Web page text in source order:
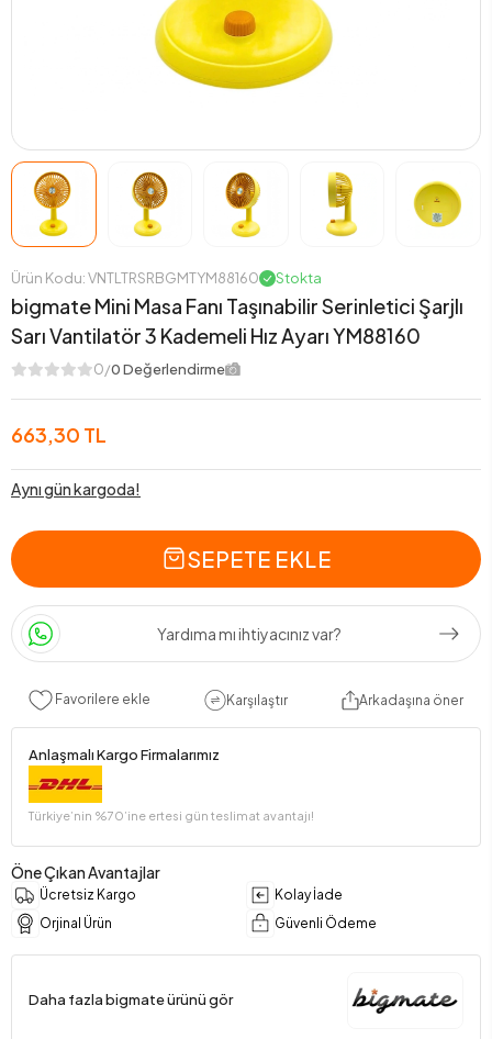
Ürün Kodu: VNTLTRSRBGMTYM88160 Stokta
bigmate Mini Masa Fanı Taşınabilir Serinletici Şarjlı
Sarı Vantilatör 3 Kademeli Hız Ayarı YM88160
0/0 Değerlendirme
663,30 TL
Aynı gün kargoda!
SEPETE EKLE
Yardıma mı ihtiyacınız var?
Favorilere ekle Karşılaştır Arkadaşına öner
Anlaşmalı Kargo Firmalarımız
Türkiye’nin %70’ine ertesi gün teslimat avantajı!
Öne Çıkan Avantajlar
Ücretsiz Kargo
Kolay İade
Orjinal Ürün
Güvenli Ödeme
Daha fazla bigmate ürünü gör